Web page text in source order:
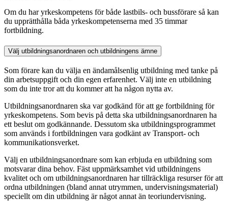
Om du har yrkeskompetens för både lastbils- och bussförare så kan
du upprätthålla båda yrkeskompetenserna med 35 timmar
fortbildning.
Välj utbildningsanordnaren och utbildningens ämne
Som förare kan du välja en ändamålsenlig utbildning med tanke på
din arbetsuppgift och din egen erfarenhet. Välj inte en utbildning
som du inte tror att du kommer att ha någon nytta av.
Utbildningsanordnaren ska var godkänd för att ge fortbildning för
yrkeskompetens. Som bevis på detta ska utbildningsanordnaren ha
ett beslut om godkännande. Dessutom ska utbildningsprogrammet
som används i fortbildningen vara godkänt av Transport- och
kommunikationsverket.
Välj en utbildningsanordnare som kan erbjuda en utbildning som
motsvarar dina behov. Fäst uppmärksamhet vid utbildningens
kvalitet och om utbildningsanordnaren har tillräckliga resurser för att
ordna utbildningen (bland annat utrymmen, undervisningsmaterial)
speciellt om din utbildning är något annat än teoriundervisning.